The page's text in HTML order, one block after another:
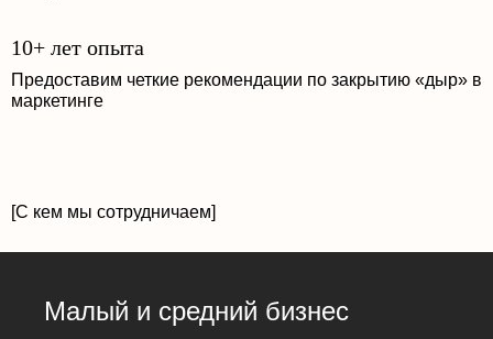
10+ лет опыта
Предоставим четкие рекомендации по закрытию «дыр» в
маркетинге
[С кем мы сотрудничаем]
Малый и средний бизнес